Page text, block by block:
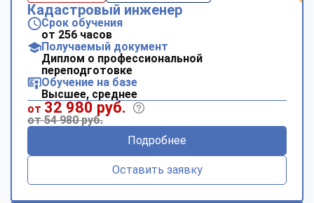
Кадастровый инженер
Срок обучения
от 256 часов
Получаемый документ
Диплом о профессиональной
переподготовке
Обучение на базе
Высшее, среднее
от 32 980 руб.
от 54 980 руб.
Подробнее
Оставить заявку